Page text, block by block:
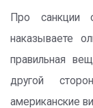
Про санкции
наказываете
правильная
другой
американские